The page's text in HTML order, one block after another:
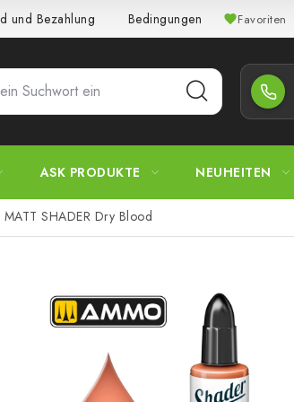
und Bezahlung Bedingungen und Konditionen
Favoriten
ASK PRODUKTE NEUHEITEN
MATT SHADER Dry Blood